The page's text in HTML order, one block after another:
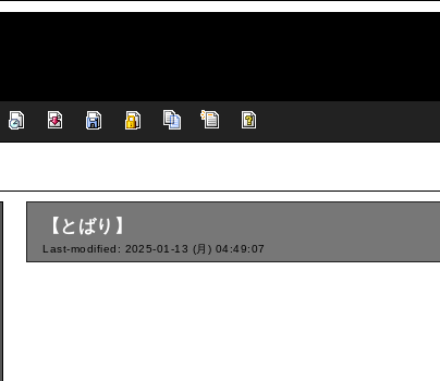
【とばり】
Last-modified: 2025-01-13 (月) 04:49:07